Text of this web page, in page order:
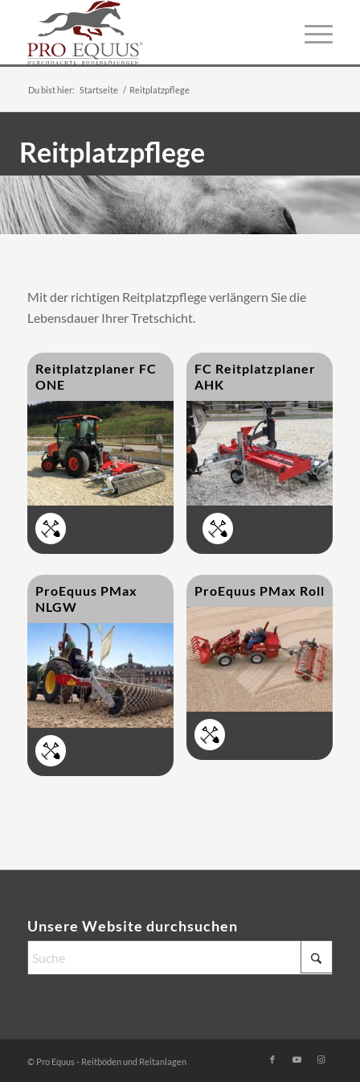
Du bist hier: Startseite / Reitplatzpflege
Reitplatzpflege
Mit der richtigen Reitplatzpflege verlängern Sie die
Lebensdauer Ihrer Tretschicht.
Reitplatzplaner FC
ONE

FC Reitplatzplaner
AHK

ProEquus PMax
NLGW

ProEquus PMax Roll

Unsere Website durchsuchen
© Pro Equus - Reitböden und Reitanlagen